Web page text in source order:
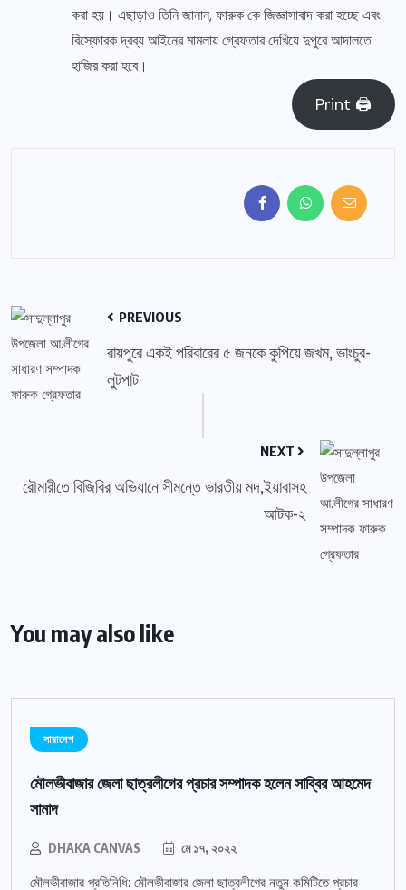
করা হয়। এছাড়াও তিনি জানান, ফারুক কে জিজ্ঞাসাবাদ করা হচ্ছে এবং
বিস্ফোরক দ্রব্য আইনের মামলায় গ্রেফতার দেখিয়ে দুপুরে আদালতে
হাজির করা হবে।
Print 🖨
PREVIOUS
রায়পুরে একই পরিবারের ৫ জনকে কুপিয়ে জখম, ভাংচুর-
লুটপাট
NEXT
রৌমারীতে বিজিবির অভিযানে সীমন্তে ভারতীয় মদ,ইয়াবাসহ
আটক-২
You may also like
সারাদেশ
মৌলভীবাজার জেলা ছাত্রলীগের প্রচার সম্পাদক হলেন সাব্বির আহমেদ
সামাদ
DHAKA CANVAS মে ১৭, ২০২২
মৌলভীবাজার প্রতিনিধি: মৌলভীবাজার জেলা ছাত্রলীগের নতুন কমিটিতে প্রচার